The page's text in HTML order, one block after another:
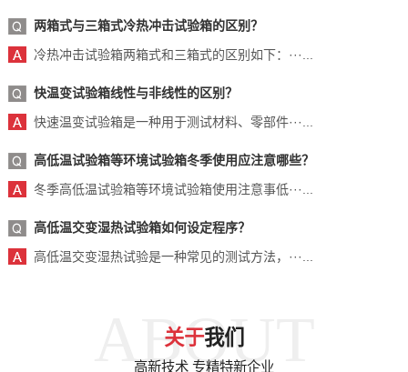
两箱式与三箱式冷热冲击试验箱的区别？
冷热冲击试验箱两箱式和三箱式的区别如下：···...
快温变试验箱线性与非线性的区别？
快速温变试验箱是一种用于测试材料、零部件···...
高低温试验箱等环境试验箱冬季使用应注意哪些？
冬季高低温试验箱等环境试验箱使用注意事低···...
高低温交变湿热试验箱如何设定程序？
高低温交变湿热试验是一种常见的测试方法，···...
ABOUT
关于我们
高新技术 专精特新企业